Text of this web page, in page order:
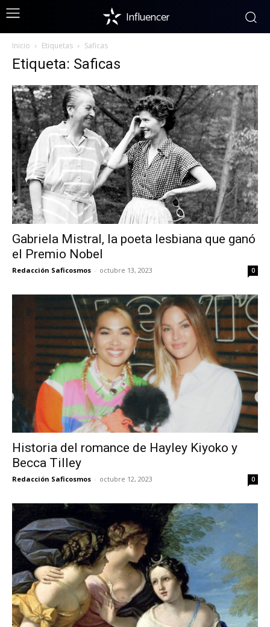
Influencer
Inicio Etiquetas Saficas
Etiqueta: Saficas
Gabriela Mistral, la poeta lesbiana que ganó
el Premio Nobel
Redacción Saficosmos - octubre 13, 2023 0
Historia del romance de Hayley Kiyoko y
Becca Tilley
Redacción Saficosmos - octubre 12, 2023 0